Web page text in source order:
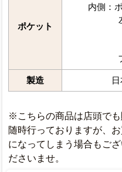
ポケット
内側：
製造 日
※こちらの商品は店頭で
随時行っておりますが、
になってしまう場合もご
ださいませ。